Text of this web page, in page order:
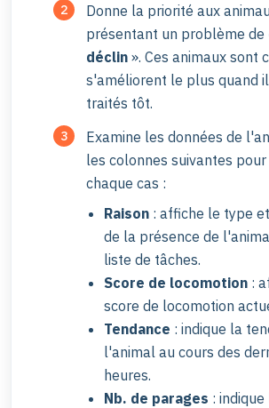
Donne la priorité aux
présentant un problème de
déclin ». Ces animaux sont
s'améliorent le plus quand
traités tôt.
Examine les données de
les colonnes suivantes
chaque cas :
Raison : affiche le type
de la présence de
liste de tâches.
Score de locomotion :
score de locomotion
Tendance : indique la
l'animal au cours des
heures.
Nb. de parages :